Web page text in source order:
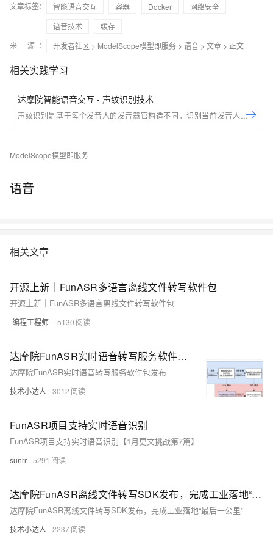
文章标签： 智能语音交互 容器 Docker
网络安全
语音技术
缓存
来 源：
开发者社区 > ModelScope模型即服务 > 语音 > 文章 > 正文
相关实践学习
达摩院智能语音交互 - 声纹识别技术
声纹识别是基于每个发音人的发音器官构造不同，识别当前发音人的身
人所说，是二选一的问题（是或者不是） 按照应用具体分为两种： 文本相
较高，适合当前应用模式） 文本无关：对使用者发音内容和语言没有要
求，受信道环境影响比较大，精度不高 本课程主要介绍声纹识别的原型技
ModelScope模型即服务
语音
相关文章
开源上新｜FunASR多语言离线文件转写软件包
开源上新｜FunASR多语言离线文件转写软件包
-编程工程师- 5130
达摩院FunASR实时语音转写服务软件包发布
达摩院FunASR实时语音转写服务软件包发布
技术小达人 3012
FunASR项目支持实时语音识别
FunASR项目支持实时语音识别【1月更文挑战第7篇】
sunrr 5291
达摩院FunASR离线文件转写SDK发布，完成工业落地“最后一公里”
达摩院FunASR离线文件转写SDK发布，完成工业落地“最后一公里”
技术小达人 2237